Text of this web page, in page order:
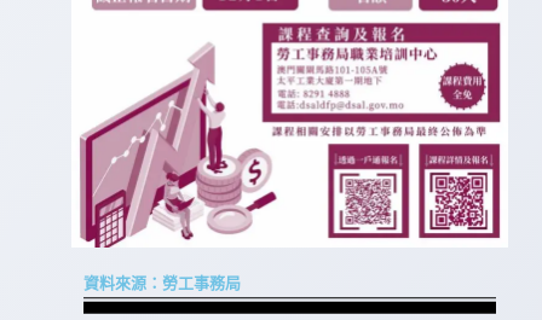
資料來源：勞工事務局